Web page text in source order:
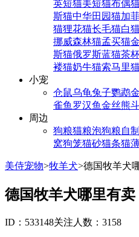
英短猫美短猫布偶
斯猫中华田园猫加
猫狸花猫长毛猫白
挪威森林猫孟买猫
斯猫俄罗斯蓝猫茶
褛猫奶牛猫索马里
小宠
仓鼠乌龟兔子鹦鹉
雀鱼 罗汉鱼金丝熊
周边
狗粮猫粮泡狗粮自
窝狗笼猫砂猫条猫
美侍宠物>牧羊犬>德国牧羊犬
德国牧羊犬哪里有卖
ID：533148关注人数：3158